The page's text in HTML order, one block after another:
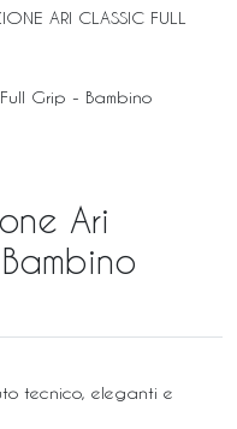
ARI CLASSIC FULL
Ari
tecnico, eleganti e